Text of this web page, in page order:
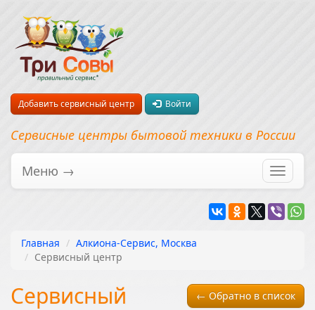
Добавить сервисный центр Войти
Сервисные центры бытовой техники в России
Меню →
Главная
Алкиона-Сервис, Москва
Сервисный центр
← Обратно в список
Сервисный